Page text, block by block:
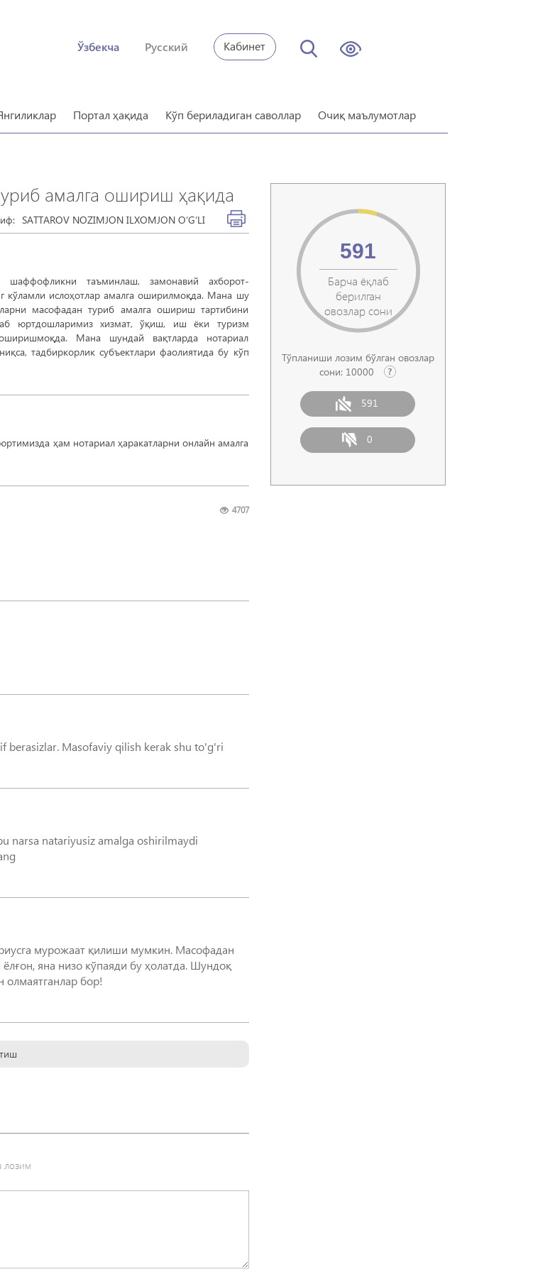
Ўзбекча Русский Кабинет
Портал ҳақида Кўп бериладиган саволлар Очиқ маълумотлар
Барча ёқлаб
берилган
овозлар сони
591
Тўпланиши лозим бўлган овозлар
сони: 10000
591
0
амалга ошириш ҳақида
SATTAROV NOZIMJON ILXOMJON O‘G‘LI
шаффофликни таъминлаш, замонавий ахборот-
кўламли ислоҳотлар амалга оширилмоқда. Мана шу
масофадан туриб амалга ошириш тартибини
юртдошларимиз хизмат, ўқиш, иш ёки туризм
Мана шундай вақтларда нотариал
тадбиркорлик субъектлари фаолиятида бу кўп
ҳам нотариал ҳаракатларни онлайн амалга
4707
berasizlar. Masofaviy qilish kerak shu to'g'ri
narsa natariyusiz amalga oshirilmaydi
мурожаат қилиши мумкин. Масофадан
яна низо кўпаяди бу ҳолатда. Шундоқ
олмаятганлар бор!
лозим